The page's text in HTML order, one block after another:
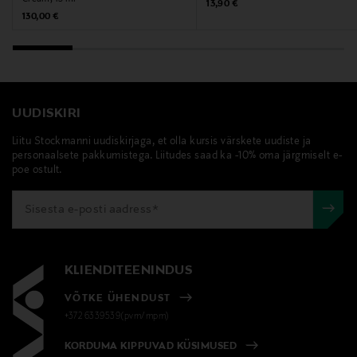
N70030293/1).
PRANTSUSMAA
Loreal Finland Oy
Tootja aadress
Keilaranta 13 A, 02150, Espoo, Finland
neuvonta@loreal.com
Märksõnad
Biotherm, yövoide, kasvojenhoito, ihonhoito
Original Price
130,00 €
Original Price
13,90 €
UUDISKIRI
Liitu Stockmanni uudiskirjaga, et olla kursis värskete uudiste ja
personaalsete pakkumistega. Liitudes saad ka -10% oma järgmiselt e-
poe ostult.
KLIENDITEENINDUS
VÕTKE ÜHENDUST
+372 6339539(pvm/mpm)
KORDUMA KIPPUVAD KÜSIMUSED